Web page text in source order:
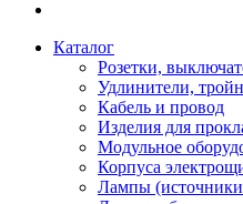
Каталог
Розетки,
Удлинители,
Кабель и провод
Изделия для
Модульное
Корпуса
Лампы (источники